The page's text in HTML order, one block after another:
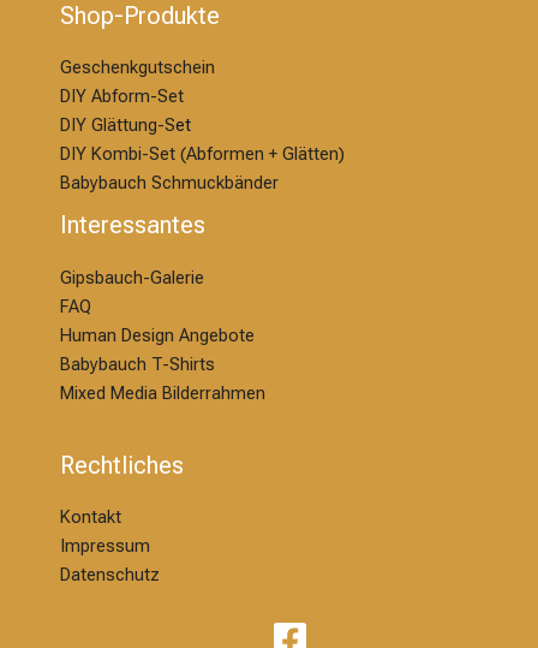
Shop-Produkte
Geschenkgutschein
DIY Abform-Set
DIY Glättung-Set
DIY Kombi-Set (Abformen + Glätten)
Babybauch Schmuckbänder
Interessantes
Gipsbauch-Galerie
FAQ
Human Design Angebote
Babybauch T-Shirts
Mixed Media Bilderrahmen
Rechtliches
Kontakt
Impressum
Datenschutz